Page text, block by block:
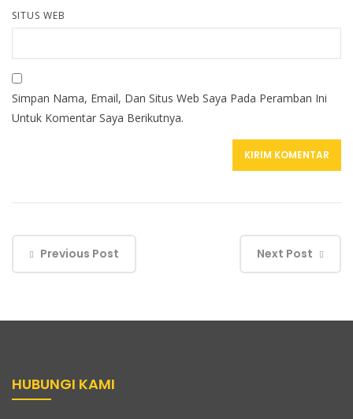
SITUS WEB
Simpan Nama, Email, Dan Situs Web Saya Pada Peramban Ini
Untuk Komentar Saya Berikutnya.
Previous Post Next Post
HUBUNGI KAMI